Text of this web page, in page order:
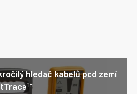
hledač kabelů pod zemí